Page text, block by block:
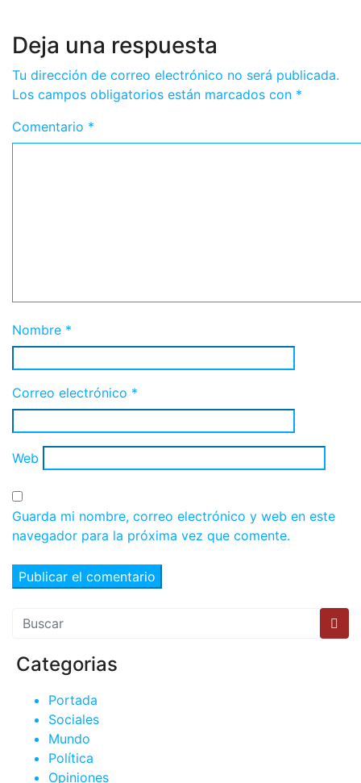
Deja una respuesta
Tu dirección de correo electrónico no será publicada.
Los campos obligatorios están marcados con *
Comentario *
Nombre *
Correo electrónico *
Web
Guarda mi nombre, correo electrónico y web en este
navegador para la próxima vez que comente.
Categorias
Portada
Sociales
Mundo
Política
Opiniones